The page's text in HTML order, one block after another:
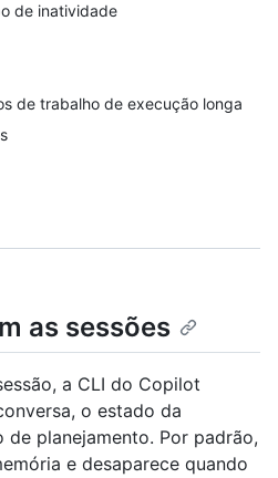
de inatividade
de trabalho de execução longa
as sessões
a CLI do Copilot
o estado da
planejamento. Por padrão,
e desaparece quando